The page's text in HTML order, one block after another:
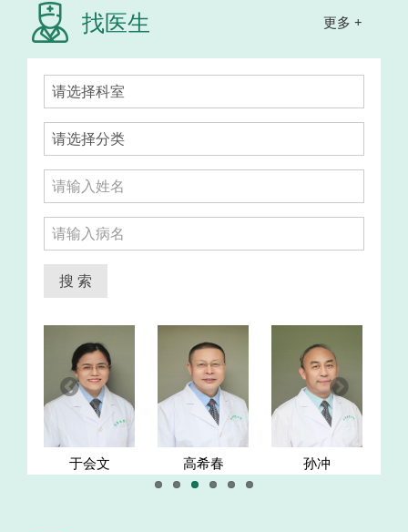
更多 +
找医生
搜 索
于会文 高希春 孙冲